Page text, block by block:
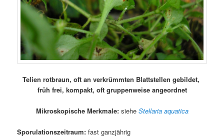
Telien rotbraun, oft an verkrümmten Blattstellen gebildet,
früh frei, kompakt, oft gruppenweise angeordnet
Mikroskopische Merkmale:siehe Stellaria aquatica
Sporulationszeitraum: fast ganzjährig